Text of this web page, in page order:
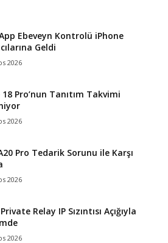
Ebeveyn Kontrolü iPhone
Geldi
2026
Pro’nun Tanıtım Takvimi
2026
Pro Tedarik Sorunu ile Karşı
2026
Relay IP Sızıntısı Açığıyla
2026